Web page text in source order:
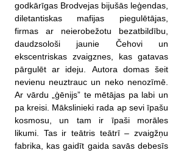
godkārīgas Brodvejas bijušās leģendas,
diletantiskas mafijas piegulētājas,
firmas ar neierobežotu bezatbildību,
daudzsološi jaunie Čehovi un
ekscentriskas zvaigznes, kas gatavas
pārgulēt ar ideju. Autora domas šeit
nevienu neuztrauc un neko nenozīmē.
Ar vārdu „ģēnijs” te mētājas pa labi un
pa kreisi. Mākslinieki rada ap sevi īpašu
kosmosu, un tam ir īpaši morāles
likumi. Tas ir teātris teātrī – zvaigžņu
fabrika, kas gaidīt gaida savās debesīs